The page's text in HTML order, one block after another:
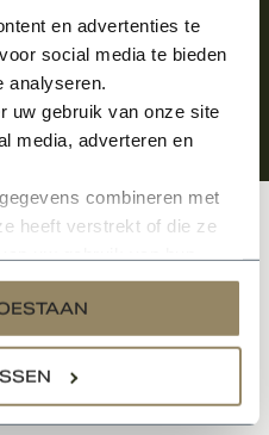
en advertenties te
social media te bieden
analyseren.
uw gebruik van onze site
media, adverteren en
combineren met
heeft verstrekt of die ze